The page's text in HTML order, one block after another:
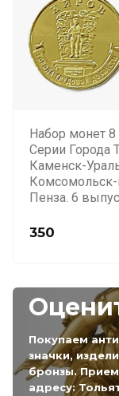
Набор монет 8
Серии Города
Каменск-
Комсомольск-
Пенза. 6
350
Покупаем
значки,
бронзы.
адресу: